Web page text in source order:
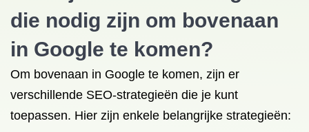
die nodig zijn om bovenaan
in Google te komen?
Om bovenaan in Google te komen, zijn er
verschillende SEO-strategieën die je kunt
toepassen. Hier zijn enkele belangrijke strategieën: